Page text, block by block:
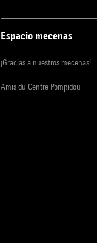
Espacio mecenas
¡Gracias a nuestros mecenas!
Amis du Centre Pompidou